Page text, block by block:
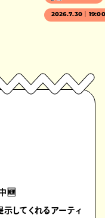
2026.7.30｜
🆕
してくれるアーティ